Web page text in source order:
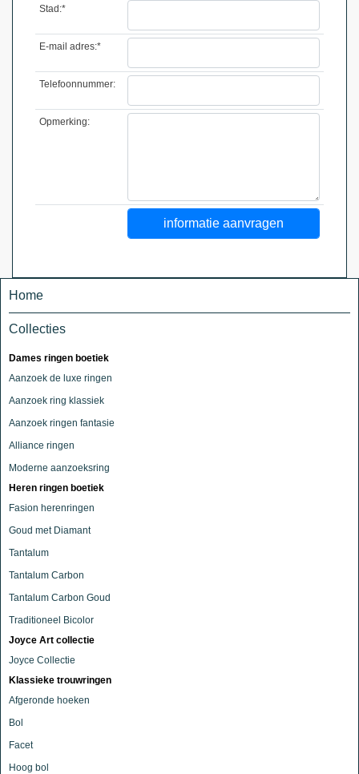
Stad:*
E-mail adres:*
Telefoonnummer:
Opmerking:
Home
Collecties
Dames ringen boetiek
Aanzoek de luxe ringen
Aanzoek ring klassiek
Aanzoek ringen fantasie
Alliance ringen
Moderne aanzoeksring
Heren ringen boetiek
Fasion herenringen
Goud met Diamant
Tantalum
Tantalum Carbon
Tantalum Carbon Goud
Traditioneel Bicolor
Joyce Art collectie
Joyce Collectie
Klassieke trouwringen
Afgeronde hoeken
Bol
Facet
Hoog bol